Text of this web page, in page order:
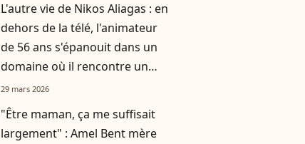
L'autre vie de Nikos Aliagas : en
dehors de la télé, l'animateur
de 56 ans s'épanouit dans un
domaine où il rencontre un
grand succès
29 mars 2026
"Être maman, ça me suffisait
largement" : Amel Bent mère